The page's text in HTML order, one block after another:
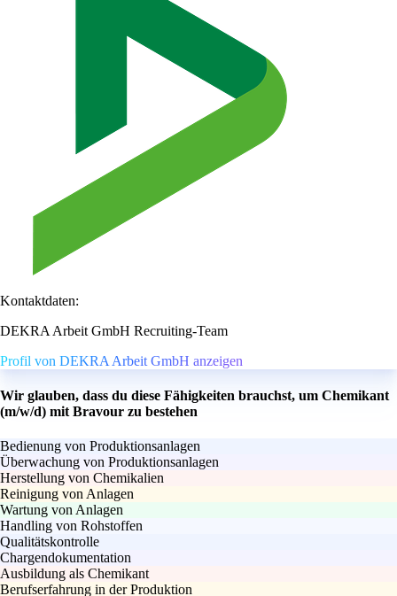
Kontaktdaten:
DEKRA Arbeit GmbH Recruiting-Team
Profil von DEKRA Arbeit GmbH anzeigen
Wir glauben, dass du diese Fähigkeiten brauchst, um Chemikant
(m/w/d) mit Bravour zu bestehen
Bedienung von Produktionsanlagen
Überwachung von Produktionsanlagen
Herstellung von Chemikalien
Reinigung von Anlagen
Wartung von Anlagen
Handling von Rohstoffen
Qualitätskontrolle
Chargendokumentation
Ausbildung als Chemikant
Berufserfahrung in der Produktion